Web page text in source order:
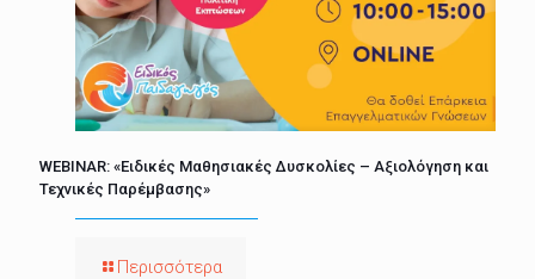
WEBINAR: «Ειδικές Μαθησιακές Δυσκολίες – Αξιολόγηση και
Τεχνικές Παρέμβασης»
Περισσότερα